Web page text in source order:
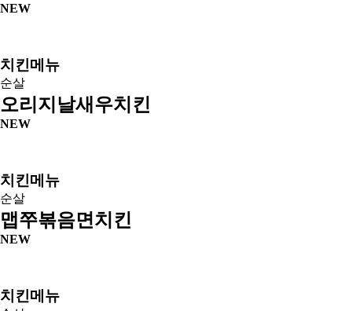
NEW
치킨메뉴
순살
오리지날새우치킨
NEW
치킨메뉴
순살
맵쭈볶음면치킨
NEW
치킨메뉴